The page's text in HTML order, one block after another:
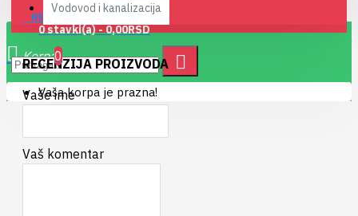
0 stavki(a) - 0,00RSD
0
Vaša korpa je prazna!
Vodovod i kanalizacija
RECENZIJE
RECENZIJA PROIZVODA
Vaše ime
Vaš komentar